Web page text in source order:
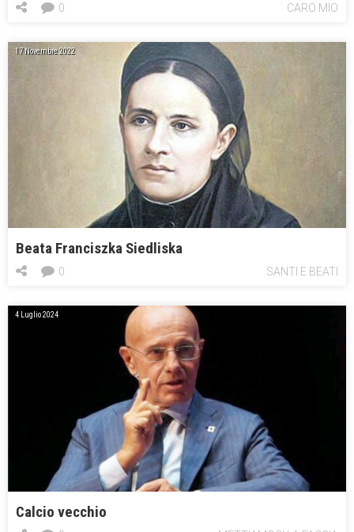
CARO MIO
0
17 Novembre 2022
Beata Franciszka Siedliska
SANTI E BEATI
0
4 Luglio 2024
Calcio vecchio